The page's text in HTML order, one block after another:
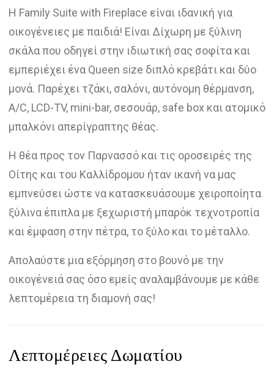
H Family Suite with Fireplace είναι ιδανική για
οικογένειες με παιδιά! Είναι Δίχωρη με ξύλινη
σκάλα που οδηγεί στην ιδιωτική σας σοφίτα και
εμπεριέχει ένα Queen size διπλό κρεβάτι και δύο
μονά. Παρέχει τζάκι, σαλόνι, αυτόνομη θέρμανση,
A/C, LCD-TV, mini-bar, σεσουάρ, safe box και ατομικό
μπαλκόνι απερίγραπτης θέας.
Η θέα προς τον Παρνασσό και τις οροσειρές της
Οίτης και του Καλλίδρομου ήταν ικανή να μας
εμπνεύσει ώστε να κατασκευάσουμε χειροποίητα
ξύλινα έπιπλα με ξεχωριστή μπαρόκ τεχνοτροπία
και έμφαση στην πέτρα, το ξύλο και το μέταλλο.
Απολαύστε μια εξόρμηση στο βουνό με την
οικογένειά σας όσο εμείς αναλαμβάνουμε με κάθε
λεπτομέρεια τη διαμονή σας!
Λεπτομέρειες Δωματίου